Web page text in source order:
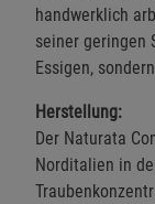
handwerklich
seiner geringen
Essigen,
Herstellung:
Der Naturata
Norditalien in